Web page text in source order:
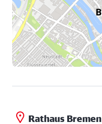
Rathaus Bremen